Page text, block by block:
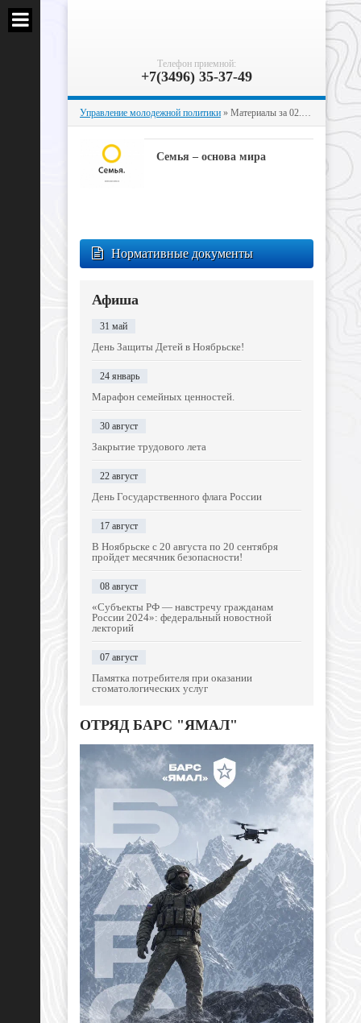
Телефон приемной:
+7(3496) 35-37-49
Управление молодежной политики » Материалы за 02.07.2024
Семья – основа мира
Нормативные документы
Афиша
31 май
День Защиты Детей в Ноябрьске!
24 январь
Марафон семейных ценностей.
30 август
Закрытие трудового лета
22 август
День Государственного флага России
17 август
В Ноябрьске с 20 августа по 20 сентября
пройдет месячник безопасности!
08 август
«Субъекты РФ — навстречу гражданам
России 2024»: федеральный новостной
лекторий
07 август
Памятка потребителя при оказании
стоматологических услуг
ОТРЯД БАРС "ЯМАЛ"